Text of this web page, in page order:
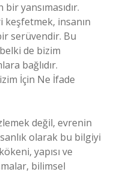
yansımasıdır.
insanın
serüvendir. Bu
de bizim
bağlıdır.
İçin Ne İfade
değil, evrenin
olarak bu bilgiyi
yapısı ve
bilimsel